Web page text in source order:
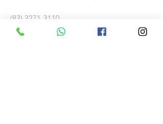
(83) 3271-3110
amecc@uol.com.br